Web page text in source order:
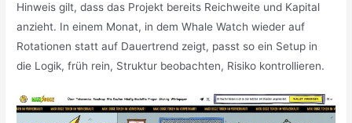
Hinweis gilt, dass das Projekt bereits Reichweite und Kapital
anzieht. In einem Monat, in dem Whale Watch wieder auf
Rotationen statt auf Dauertrend zeigt, passt so ein Setup in
die Logik, früh rein, Struktur beobachten, Risiko kontrollieren.